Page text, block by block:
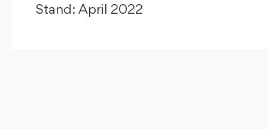
Stand: April 2022